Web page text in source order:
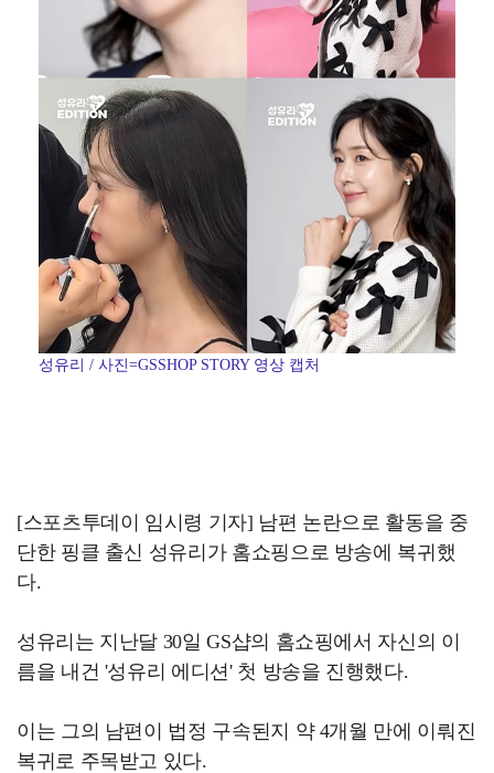
성유리 / 사진=GSSHOP STORY 영상 캡처
[스포츠투데이 임시령 기자] 남편 논란으로 활동을 중
단한 핑클 출신 성유리가 홈쇼핑으로 방송에 복귀했
다.
성유리는 지난달 30일 GS샵의 홈쇼핑에서 자신의 이
름을 내건 '성유리 에디션' 첫 방송을 진행했다.
이는 그의 남편이 법정 구속된지 약 4개월 만에 이뤄진
복귀로 주목받고 있다.